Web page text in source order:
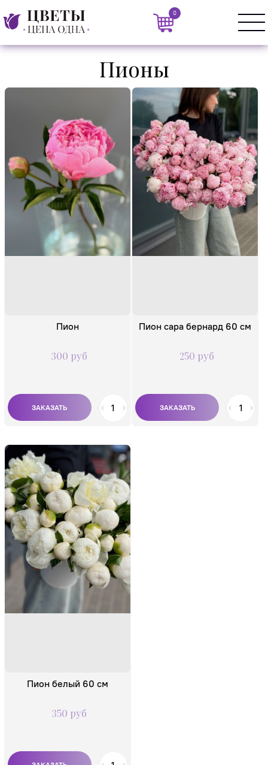
0
Пионы
Состав:
Один цветок
Пион
300 руб
Состав:
Один цветок
Пион сара бернард 60 см
250 руб
Состав:
Один цветок
Пион белый 60 см
350 руб